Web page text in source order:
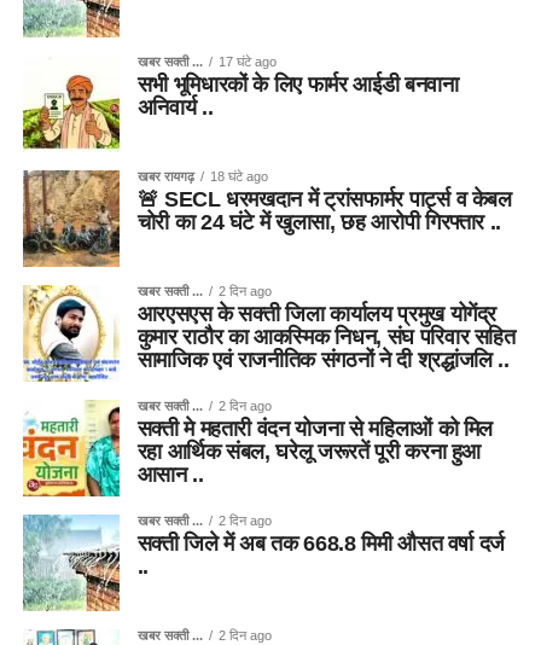
खबर सक्ती ... 17 घंटे ago
सभी भूमिधारकों के लिए फार्मर आईडी बनवाना
अनिवार्य ..
खबर रायगढ़ 18 घंटे ago
🚨 SECL धरमखदान में ट्रांसफार्मर पार्ट्स व केबल
चोरी का 24 घंटे में खुलासा, छह आरोपी गिरफ्तार ..
खबर सक्ती ... 2 दिन ago
आरएसएस के सक्ती जिला कार्यालय प्रमुख योगेंद्र
कुमार राठौर का आकस्मिक निधन, संघ परिवार सहित
सामाजिक एवं राजनीतिक संगठनों ने दी श्रद्धांजलि ..
खबर सक्ती ... 2 दिन ago
सक्ती मे महतारी वंदन योजना से महिलाओं को मिल
रहा आर्थिक संबल, घरेलू जरूरतें पूरी करना हुआ
आसान ..
खबर सक्ती ... 2 दिन ago
सक्ती जिले में अब तक 668.8 मिमी औसत वर्षा दर्ज
..
खबर सक्ती ... 2 दिन ago